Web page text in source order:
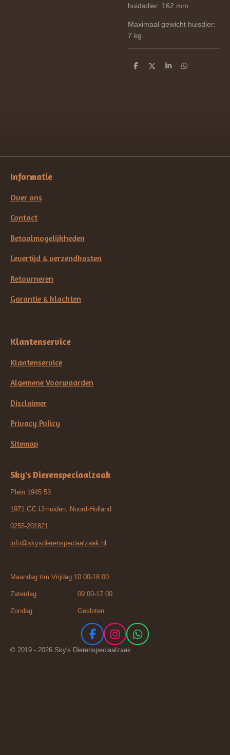
huidsdier: 162 mm.
Maximaal gewicht huisdier:
7 kg
D
D
S
D
Informatie
Over ons
Contact
Betaalmogelijkheden
Levertijd & verzendkosten
Retourneren
Garantie & klachten
Klantenservice
Klantenservice
Algemene Voorwaarden
Disclaimer
Privacy Policy
Sitemap
Sky's Dierenspeciaalzaak
Plein 1945 53
1971 GC IJmuiden, Noord-Holland
0255-201821
info@skysdierenspeciaalzaak.nl
Maandag t/m Vrijdag 10:00-18:00
Zaterdag 09:00-17:00
Zondag Gesloten
F
a
I
n
W
© 2019 - 2026 Sky's Dierenspeciaalzaak